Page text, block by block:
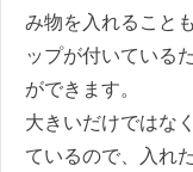
み物を入れること
ップが付いている
ができます。
大きいだけではな
ているので、入れ